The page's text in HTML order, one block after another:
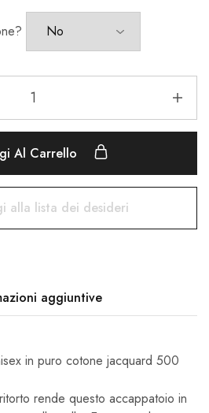
Al Carrello
alla lista dei desideri
aggiuntive
in puro cotone jacquard 500
rende questo accappatoio in